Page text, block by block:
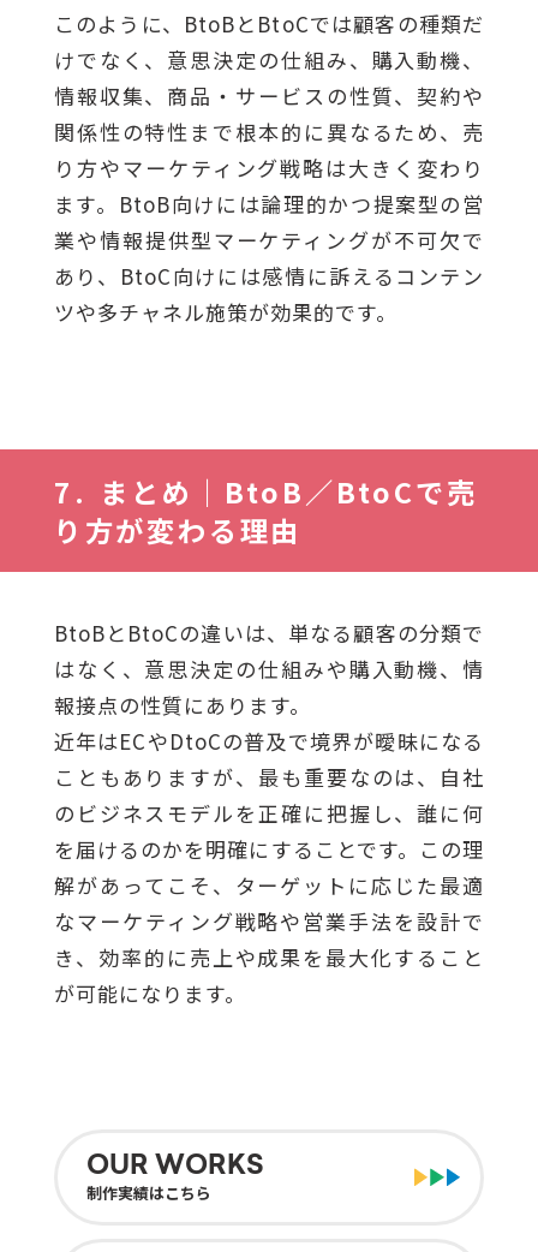
このように、BtoBとBtoCでは顧客の種類だ
けでなく、意思決定の仕組み、購入動機、
情報収集、商品・サービスの性質、契約や
関係性の特性まで根本的に異なるため、売
り方やマーケティング戦略は大きく変わり
ます。BtoB向けには論理的かつ提案型の営
業や情報提供型マーケティングが不可欠で
あり、BtoC向けには感情に訴えるコンテン
ツや多チャネル施策が効果的です。
まとめ｜BtoB／BtoCで売
り方が変わる理由
BtoBとBtoCの違いは、単なる顧客の分類で
はなく、意思決定の仕組みや購入動機、情
報接点の性質にあります。
近年はECやDtoCの普及で境界が曖昧になる
こともありますが、最も重要なのは、自社
のビジネスモデルを正確に把握し、誰に何
を届けるのかを明確にすることです。この理
解があってこそ、ターゲットに応じた最適
なマーケティング戦略や営業手法を設計で
き、効率的に売上や成果を最大化すること
が可能になります。
OUR WORKS
制作実績はこちら